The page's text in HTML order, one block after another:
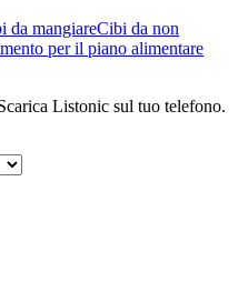
da mangiareCibi da non
per il piano alimentare
Listonic sul tuo telefono.